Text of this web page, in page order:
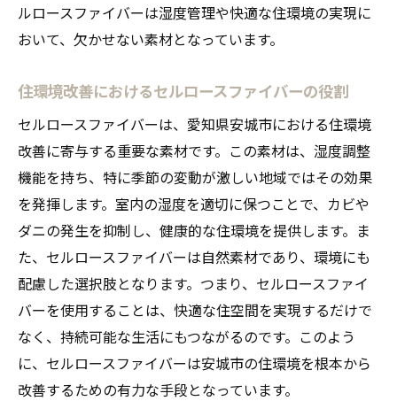
セルロースファイバーで実現する健康的な住環
境
効果
住環境におけるセルロースファイバーの健
康メリット
セルロースファイバーで室内環境の質を向
上
アレルギー対策におけるセルロースファイ
バーの役割
快適な住まいを実現するセルロースファイ
バー
健康的な暮らしを支える自然素材の力
湿度調整に最適な素材セルロースファイバーを
ルロースファイバーは湿度管理や快適な住環境の実現に
おいて、欠かせない素材となっています。
住環境改善におけるセルロースファイバーの役割
セルロースファイバーは、愛知県安城市における住環境
改善に寄与する重要な素材です。この素材は、湿度調整
機能を持ち、特に季節の変動が激しい地域ではその効果
を発揮します。室内の湿度を適切に保つことで、カビや
ダニの発生を抑制し、健康的な住環境を提供します。ま
た、セルロースファイバーは自然素材であり、環境にも
配慮した選択肢となります。つまり、セルロースファイ
バーを使用することは、快適な住空間を実現するだけで
なく、持続可能な生活にもつながるのです。このよう
に、セルロースファイバーは安城市の住環境を根本から
改善するための有力な手段となっています。